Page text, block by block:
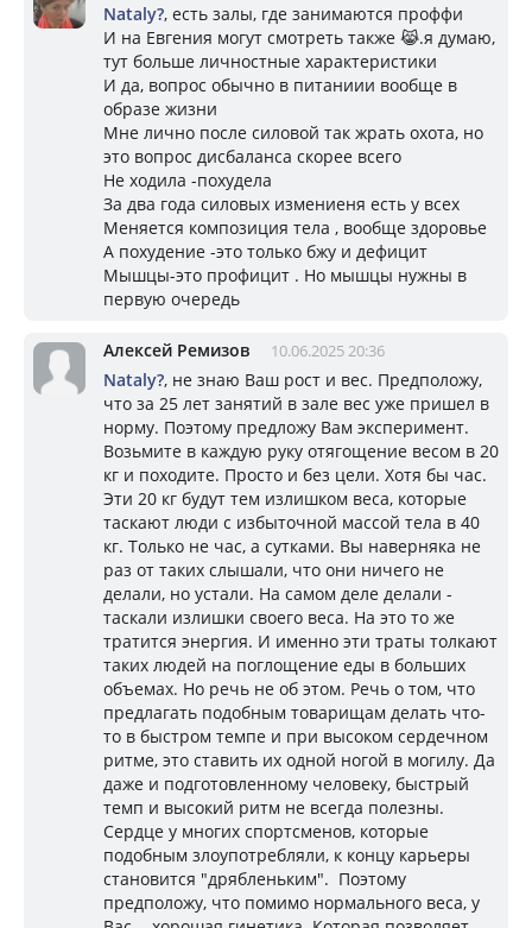
Nataly?, есть залы, где занимаются проффи
И на Евгения могут смотреть также 😹.я думаю,
тут больше личностные характеристики
И да, вопрос обычно в питаниии вообще в
образе жизни
Мне лично после силовой так жрать охота, но
это вопрос дисбаланса скорее всего
Не ходила -похудела
За два года силовых измениеня есть у всех
Меняется композиция тела , вообще здоровье
А похудение -это только бжу и дефицит
Мышцы-это профицит . Но мышцы нужны в
первую очередь
Алексей Ремизов 10.06.2025 20:36
Nataly?, не знаю Ваш рост и вес. Предположу,
что за 25 лет занятий в зале вес уже пришел в
норму. Поэтому предложу Вам эксперимент.
Возьмите в каждую руку отягощение весом в 20
кг и походите. Просто и без цели. Хотя бы час.
Эти 20 кг будут тем излишком веса, которые
таскают люди с избыточной массой тела в 40
кг. Только не час, а сутками. Вы наверняка не
раз от таких слышали, что они ничего не
делали, но устали. На самом деле делали -
таскали излишки своего веса. На это то же
тратится энергия. И именно эти траты толкают
таких людей на поглощение еды в больших
объемах. Но речь не об этом. Речь о том, что
предлагать подобным товарищам делать что-
то в быстром темпе и при высоком сердечном
ритме, это ставить их одной ногой в могилу. Да
даже и подготовленному человеку, быстрый
темп и высокий ритм не всегда полезны.
Сердце у многих спортсменов, которые
подобным злоупотребляли, к концу карьеры
становится "дрябленьким". Поэтому
предположу, что помимо нормального веса, у